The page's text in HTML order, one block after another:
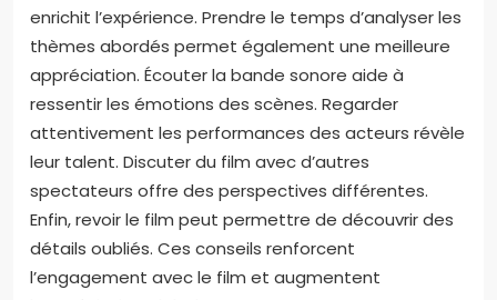
Quels conseils pour apprécier
pleinement les films
dramatiques?
Pour apprécier pleinement les films dramatiques, il
est essentiel de se plonger dans l’histoire.
Comprendre les motivations des personnages
enrichit l’expérience. Prendre le temps d’analyser les
thèmes abordés permet également une meilleure
appréciation. Écouter la bande sonore aide à